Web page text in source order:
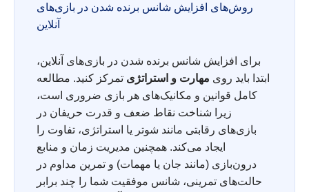
روش‌های افزایش شانس برنده شدن در بازی‌های
آنلاین
برای افزایش شانس برنده شدن در بازی‌های آنلاین،
ابتدا باید روی مهارت و استراتژی تمرکز کنید. مطالعه
کامل قوانین و مکانیک‌های هر بازی ضروری است،
زیرا شناخت نقاط ضعف و قدرت حریفان در
بازی‌های رقابتی مانند شوتر یا استراتژی، تفاوت را
ایجاد می‌کند. همچنین مدیریت زمان و منابع
درون‌بازی (مانند جان یا مهمات) و تمرین مداوم در
حالت‌های تمرینی، شانس موفقیت شما را چند برابر